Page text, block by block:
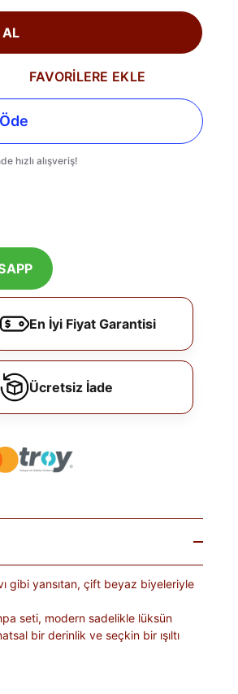
AL
FAVORİLERE EKLE
En İyi Fiyat Garantisi
Ücretsiz İade
gibi yansıtan, çift beyaz biyeleriyle
seti, modern sadelikle lüksün
bir derinlik ve seçkin bir ışıltı